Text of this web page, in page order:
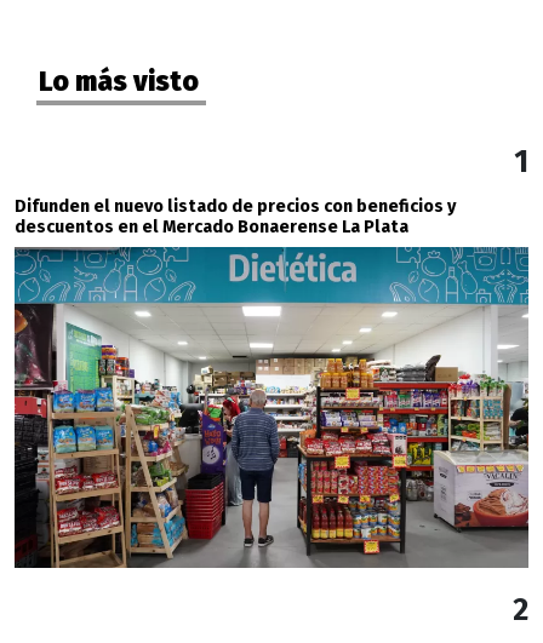
Lo más visto
1
Difunden el nuevo listado de precios con beneficios y
descuentos en el Mercado Bonaerense La Plata
2